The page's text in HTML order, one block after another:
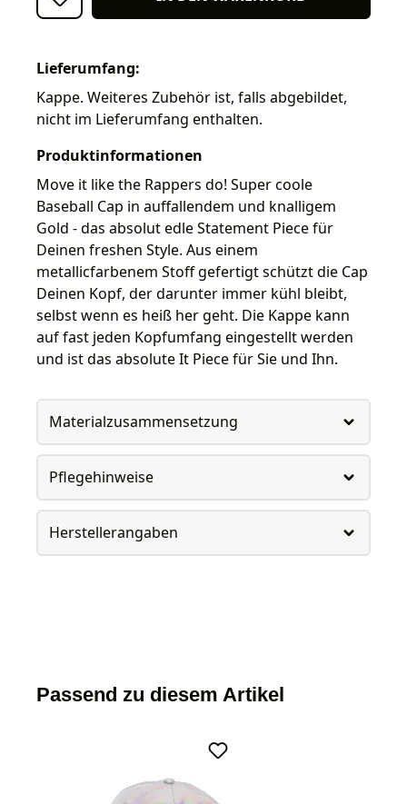
Lieferumfang:
Kappe. Weiteres Zubehör ist, falls abgebildet,
nicht im Lieferumfang enthalten.
Produktinformationen
Move it like the Rappers do! Super coole
Baseball Cap in auffallendem und knalligem
Gold - das absolut edle Statement Piece für
Deinen freshen Style. Aus einem
metallicfarbenem Stoff gefertigt schützt die Cap
Deinen Kopf, der darunter immer kühl bleibt,
selbst wenn es heiß her geht. Die Kappe kann
auf fast jeden Kopfumfang eingestellt werden
und ist das absolute It Piece für Sie und Ihn.
Materialzusammensetzung
Pflegehinweise
Herstellerangaben
Passend zu diesem Artikel